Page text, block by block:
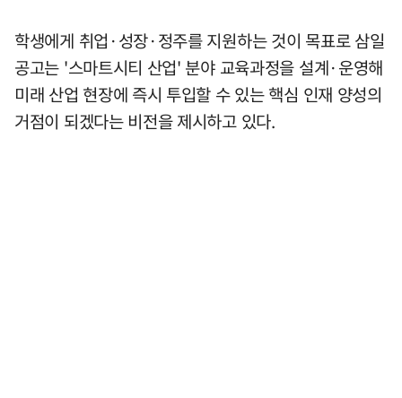
학생에게 취업·성장·정주를 지원하는 것이 목표로 삼일
공고는 '스마트시티 산업' 분야 교육과정을 설계·운영해
미래 산업 현장에 즉시 투입할 수 있는 핵심 인재 양성의
거점이 되겠다는 비전을 제시하고 있다.